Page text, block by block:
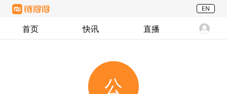
EN
首页 快讯 直播
公